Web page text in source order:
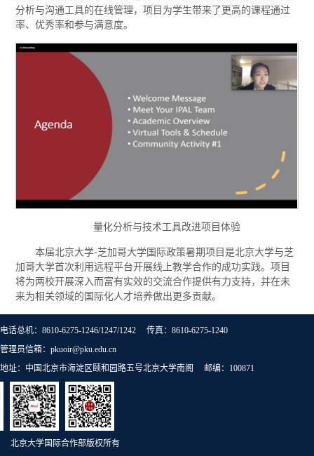
分析与沟通工具的在线管理，项目为学生带来了更高的课程通过
率、优秀率和参与满意度。
量化分析与技术工具改进项目体验
本届北京大学-芝加哥大学国际政策暑期项目是北京大学与芝
加哥大学首次利用远程平台开展线上教学合作的成功实践。项目
将为两校开展深入而富有实效的交流合作提供有力支持，并在未
来为相关领域的国际化人才培养做出更多贡献。
电话总机：8610-6275-1246/1247/1242 传真：8610-6275-1240
管理员信箱：pkuoir@pku.edu.cn
地址：中国北京市海淀区颐和园路五号北京大学南阁 邮编：100871
北京大学国际合作部版权所有